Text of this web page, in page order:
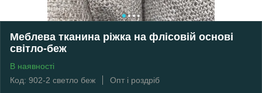
Меблева тканина ріжка на флісовій основі
світло-беж
В наявності
Код: 902-2 светло беж
Опт і роздріб